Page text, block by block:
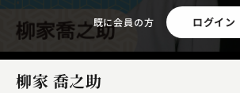
既に会員の方 ログイン
柳家 喬之助